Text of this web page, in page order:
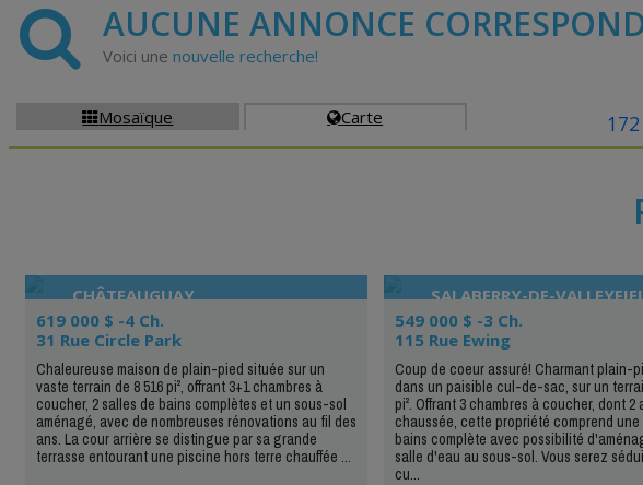
AUCUNE ANNONCE
Voici une nouvelle recherche!
Mosaïque Carte
CHÂTEAUGUAY
619 000 $ -4 Ch.
31 Rue Circle Park
Chaleureuse maison de plain-pied située sur un
vaste terrain de 8 516 pi², offrant 3+1 chambres à
coucher, 2 salles de bains complètes et un sous-sol
aménagé, avec de nombreuses rénovations au fil des
ans. La cour arrière se distingue par sa grande
terrasse entourant une piscine hors terre chauffée ...
SALABERRY-DE-
549 000 $ -3 Ch.
115 Rue Ewing
Coup de coeur assuré! Charmant plain-
dans un paisible cul-de-sac, sur un
pi². Offrant 3 chambres à coucher, dont
chaussée, cette propriété comprend une
bains complète avec possibilité
salle d'eau au sous-sol. Vous serez
cu...